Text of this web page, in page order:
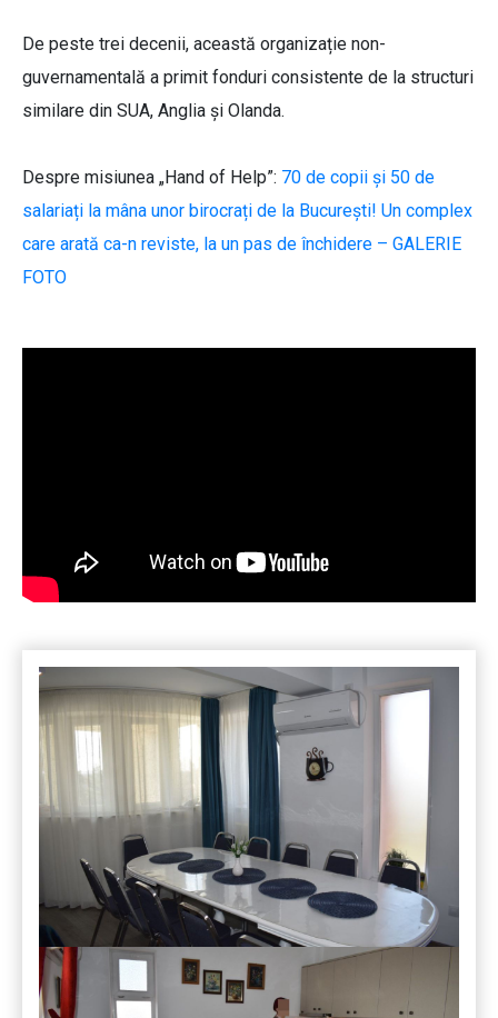
De peste trei decenii, această organizație non-
guvernamentală a primit fonduri consistente de la structuri
similare din SUA, Anglia și Olanda.
Despre misiunea „Hand of Help”: 70 de copii și 50 de
salariați la mâna unor birocrați de la București! Un complex
care arată ca-n reviste, la un pas de închidere – GALERIE
FOTO